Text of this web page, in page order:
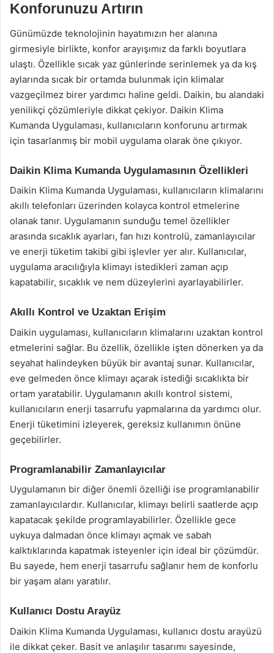
Konforunuzu Artırın
Günümüzde teknolojinin hayatımızın her alanına
girmesiyle birlikte, konfor arayışımız da farklı boyutlara
ulaştı. Özellikle sıcak yaz günlerinde serinlemek ya da kış
aylarında sıcak bir ortamda bulunmak için klimalar
vazgeçilmez birer yardımcı haline geldi. Daikin, bu alandaki
yenilikçi çözümleriyle dikkat çekiyor. Daikin Klima
Kumanda Uygulaması, kullanıcıların konforunu artırmak
için tasarlanmış bir mobil uygulama olarak öne çıkıyor.
Daikin Klima Kumanda Uygulamasının Özellikleri
Daikin Klima Kumanda Uygulaması, kullanıcıların klimalarını
akıllı telefonları üzerinden kolayca kontrol etmelerine
olanak tanır. Uygulamanın sunduğu temel özellikler
arasında sıcaklık ayarları, fan hızı kontrolü, zamanlayıcılar
ve enerji tüketim takibi gibi işlevler yer alır. Kullanıcılar,
uygulama aracılığıyla klimayı istedikleri zaman açıp
kapatabilir, sıcaklık ve nem düzeylerini ayarlayabilirler.
Akıllı Kontrol ve Uzaktan Erişim
Daikin uygulaması, kullanıcıların klimalarını uzaktan kontrol
etmelerini sağlar. Bu özellik, özellikle işten dönerken ya da
seyahat halindeyken büyük bir avantaj sunar. Kullanıcılar,
eve gelmeden önce klimayı açarak istediği sıcaklıkta bir
ortam yaratabilir. Uygulamanın akıllı kontrol sistemi,
kullanıcıların enerji tasarrufu yapmalarına da yardımcı olur.
Enerji tüketimini izleyerek, gereksiz kullanımın önüne
geçebilirler.
Programlanabilir Zamanlayıcılar
Uygulamanın bir diğer önemli özelliği ise programlanabilir
zamanlayıcılardır. Kullanıcılar, klimayı belirli saatlerde açıp
kapatacak şekilde programlayabilirler. Özellikle gece
uykuya dalmadan önce klimayı açmak ve sabah
kalktıklarında kapatmak isteyenler için ideal bir çözümdür.
Bu sayede, hem enerji tasarrufu sağlanır hem de konforlu
bir yaşam alanı yaratılır.
Kullanıcı Dostu Arayüz
Daikin Klima Kumanda Uygulaması, kullanıcı dostu arayüzü
ile dikkat çeker. Basit ve anlaşılır tasarımı sayesinde,